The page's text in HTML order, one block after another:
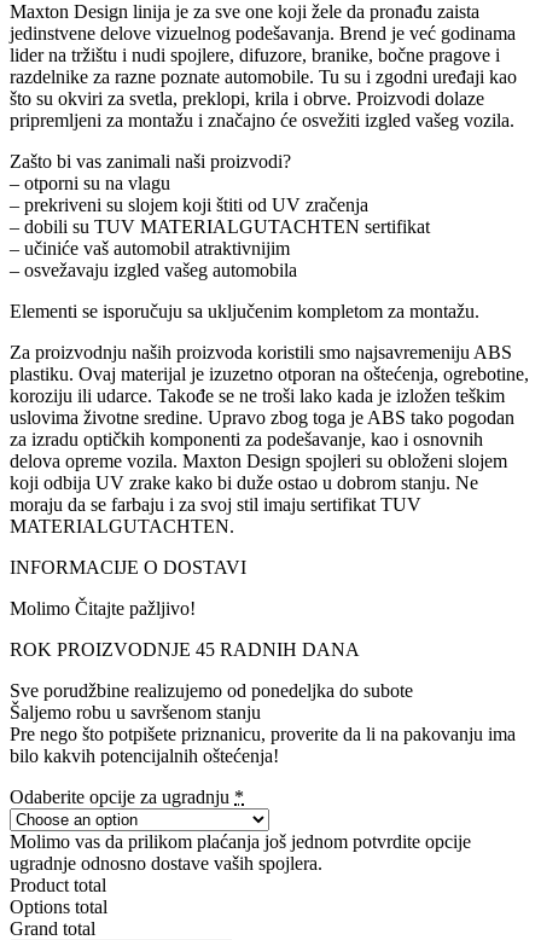
Maxton Design linija je za sve one koji žele da pronađu zaista
jedinstvene delove vizuelnog podešavanja. Brend je već godinama
lider na tržištu i nudi spojlere, difuzore, branike, bočne pragove i
razdelnike za razne poznate automobile. Tu su i zgodni uređaji kao
što su okviri za svetla, preklopi, krila i obrve. Proizvodi dolaze
pripremljeni za montažu i značajno će osvežiti izgled vašeg vozila.
Zašto bi vas zanimali naši proizvodi?
– otporni su na vlagu
– prekriveni su slojem koji štiti od UV zračenja
– dobili su TUV MATERIALGUTACHTEN sertifikat
– učiniće vaš automobil atraktivnijim
– osvežavaju izgled vašeg automobila
Elementi se isporučuju sa uključenim kompletom za montažu.
Za proizvodnju naših proizvoda koristili smo najsavremeniju ABS
plastiku. Ovaj materijal je izuzetno otporan na oštećenja, ogrebotine,
koroziju ili udarce. Takođe se ne troši lako kada je izložen teškim
uslovima životne sredine. Upravo zbog toga je ABS tako pogodan
za izradu optičkih komponenti za podešavanje, kao i osnovnih
delova opreme vozila. Maxton Design spojleri su obloženi slojem
koji odbija UV zrake kako bi duže ostao u dobrom stanju. Ne
moraju da se farbaju i za svoj stil imaju sertifikat TUV
MATERIALGUTACHTEN.
INFORMACIJE O DOSTAVI
Molimo Čitajte pažljivo!
ROK PROIZVODNJE 45 RADNIH DANA
Sve porudžbine realizujemo od ponedeljka do subote
Šaljemo robu u savršenom stanju
Pre nego što potpišete priznanicu, proverite da li na pakovanju ima
bilo kakvih potencijalnih oštećenja!
Odaberite opcije za ugradnju *
Molimo vas da prilikom plaćanja još jednom potvrdite opcije
ugradnje odnosno dostave vaših spojlera.
Product total
Options total
Grand total